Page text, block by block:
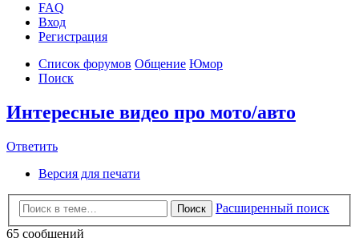
FAQ
Вход
Регистрация
Список форумов Общение Юмор
Поиск
Интересные видео про мото/авто
Ответить
Версия для печати
Поиск
Расширенный поиск
65 сообщений